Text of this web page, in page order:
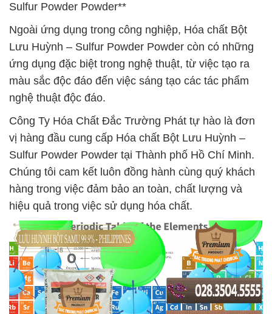
Sulfur Powder Powder**
Ngoài ứng dụng trong công nghiệp, Hóa chất Bột
Lưu Huỳnh – Sulfur Powder Powder còn có những
ứng dụng đặc biệt trong nghệ thuật, từ việc tạo ra
màu sắc độc đáo đến việc sáng tạo các tác phẩm
nghệ thuật độc đáo.
Công Ty Hóa Chất Đắc Trường Phát tự hào là đơn
vị hàng đầu cung cấp Hóa chất Bột Lưu Huỳnh –
Sulfur Powder Powder tại Thành phố Hồ Chí Minh.
Chúng tôi cam kết luôn đồng hành cùng quý khách
hàng trong việc đảm bảo an toàn, chất lượng và
hiệu quả trong việc sử dụng hóa chất.